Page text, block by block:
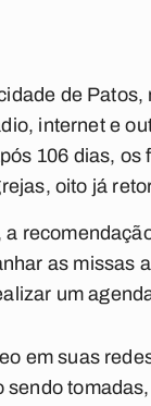
de
internet e
106 dias,
oito já
as missas
um
em suas